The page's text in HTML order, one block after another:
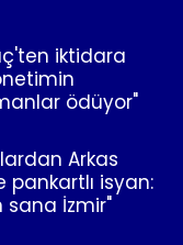
iktidara
ödüyor"
Arkas
pankartlı isyan:
sana İzmir"